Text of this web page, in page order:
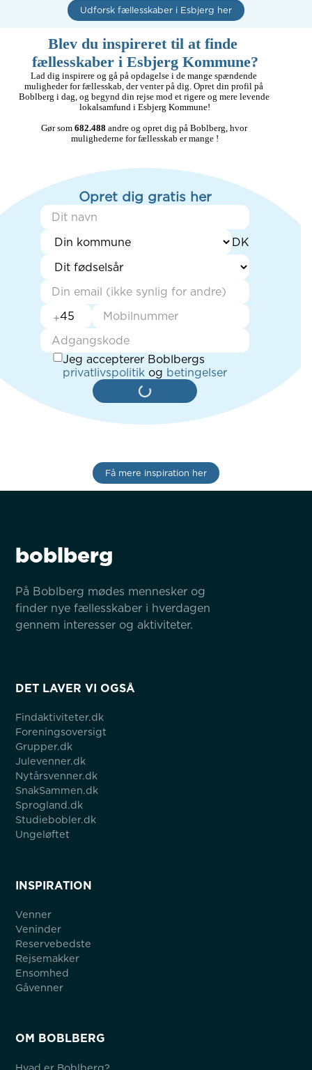
Udforsk fællesskaber i Esbjerg her
Blev du inspireret til at finde
fællesskaber i Esbjerg Kommune?
Lad dig inspirere og gå på opdagelse i de mange spændende
muligheder for fællesskab, der venter på dig. Opret din profil på
Boblberg i dag, og begynd din rejse mod et rigere og mere levende
lokalsamfund i Esbjerg Kommune!
Gør som 682.488 andre og opret dig på Boblberg, hvor
mulighederne for fællesskab er mange !
Opret dig gratis her
+
Jeg accepterer Boblbergs
privatlivspolitik og betingelser
Få mere inspiration her
boblberg
På Boblberg mødes mennesker og
finder nye fællesskaber i hverdagen
gennem interesser og aktiviteter.
DET LAVER VI OGSÅ
Findaktiviteter.dk
Foreningsoversigt
Grupper.dk
Julevenner.dk
Nytårsvenner.dk
SnakSammen.dk
Sprogland.dk
Studiebobler.dk
Ungeløftet
INSPIRATION
Venner
Veninder
Reservebedste
Rejsemakker
Ensomhed
Gåvenner
OM BOBLBERG
Hvad er Boblberg?